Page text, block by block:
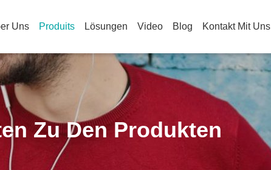
Uns Produits Lösungen Video Blog Kontakt Mit Uns
Zu Den Produkten